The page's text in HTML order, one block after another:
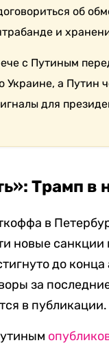
об
и
с Путиным
а Путин
для
Трамп в
в
новые санкции
до конца
за
в публикации.